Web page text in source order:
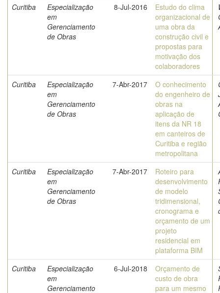
Curitiba
Especialização
em
Gerenciamento
de Obras
8-Jul-2016
Estudo do clima
organizacional de
uma obra da
construção civil e
propostas para
motivação dos
colaboradores
Curitiba
Especialização
em
Gerenciamento
de Obras
7-Abr-2017
O conhecimento
do engenheiro de
obras na
aplicação de
itens da NR 18
em canteiros de
Curitiba e região
metropolitana
Curitiba
Especialização
em
Gerenciamento
de Obras
7-Abr-2017
Roteiro para
desenvolvimento
de modelo
tridimensional,
cronograma e
orçamento de um
projeto
residencial em
plataforma BIM
Curitiba
Especialização
em
Gerenciamento
6-Jul-2018
Orçamento de
custo de obra
para um mesmo